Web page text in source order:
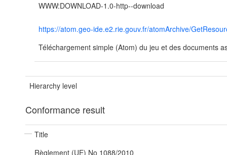
WWW:DOWNLOAD-1.0-http--download
https://atom.geo-ide.e2.rie.gouv.fr/atomArchive/
Téléchargement simple (Atom) du jeu et des documents
Hierarchy level
Conformance result
Title
Règlement (UE) No 1088/2010